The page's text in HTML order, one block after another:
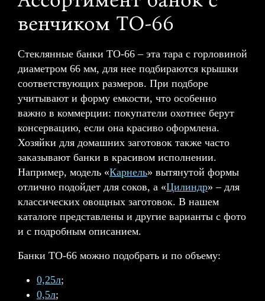
венчиком ТО-66
Стеклянные банки ТО-66 – эта тара с горловиной
диаметром 66 мм, для нее подбираются крышки
соответствующих размеров. При подборе
учитывают и форму емкости, что особенно
важно в коммерции: покупатели охотнее берут
консервацию, если она красиво оформлена.
Хозяйки для домашних заготовок также часто
заказывают банки в красивом исполнении.
Например, модель «Карнель» вытянутой формы
отлично подойдет для соков, а «Цилиндр» – для
классических овощных заготовок. В нашем
каталоге представлены и другие варианты с фото
и с подробным описанием.
Банки ТО-66 можно подобрать и по объему:
0,25л;
0,5л;